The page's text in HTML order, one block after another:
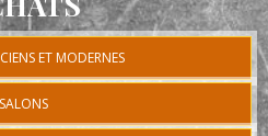
ET MODERNES
SALONS